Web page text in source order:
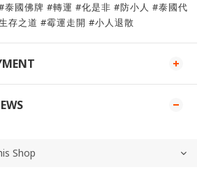
國佛牌 #轉運 #化是非 #防小人 #泰國代
存之道 #霉運走開 #小人退散